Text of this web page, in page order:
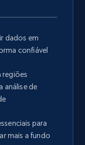
dados em
confiável
regiões
análise de
para
mais a fundo